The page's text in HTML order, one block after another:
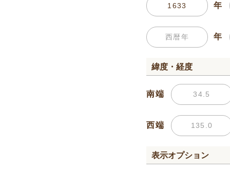
年
年
緯度・経度
南端
西端
表示オプション